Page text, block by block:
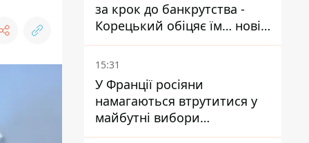
за крок до банкрутства -
Корецький обіцяє їм… нові
склади
15:31
У Франції росіяни
намагаються втрутитися у
майбутні вибори
президента завдяки ботам